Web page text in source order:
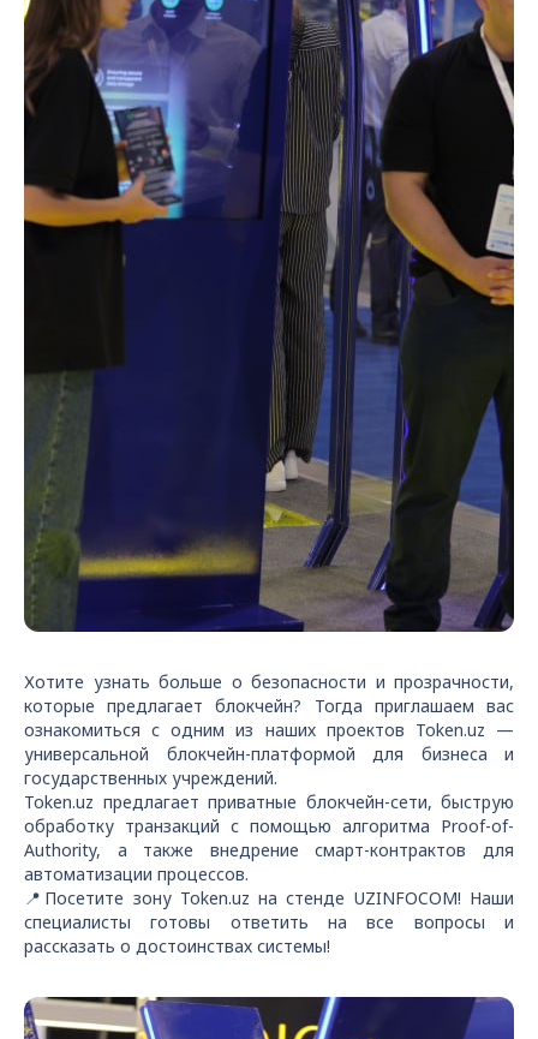
Хотите узнать больше о безопасности и прозрачности,
которые предлагает блокчейн? Тогда приглашаем вас
ознакомиться с одним из наших проектов Token.uz —
универсальной блокчейн-платформой для бизнеса и
государственных учреждений.
Token.uz предлагает приватные блокчейн-сети, быструю
обработку транзакций с помощью алгоритма Proof-of-
Authority, а также внедрение смарт-контрактов для
автоматизации процессов.
📍Посетите зону Token.uz на стенде UZINFOCOM! Наши
специалисты готовы ответить на все вопросы и
рассказать о достоинствах системы!